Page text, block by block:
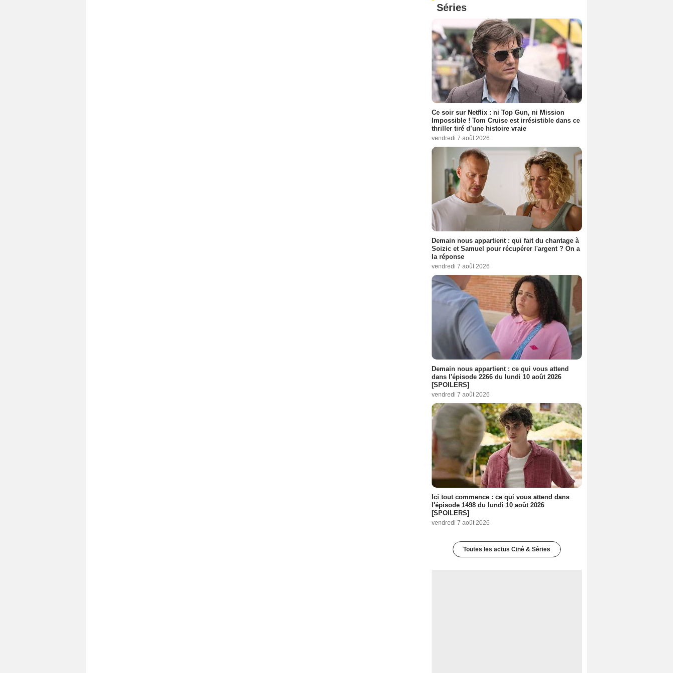
Séries
Ce soir sur Netflix : ni Top Gun, ni Mission
Impossible ! Tom Cruise est irrésistible dans ce
thriller tiré d’une histoire vraie
vendredi 7 août 2026
Demain nous appartient : qui fait du chantage à
Soizic et Samuel pour récupérer l'argent ? On a
la réponse
vendredi 7 août 2026
Demain nous appartient : ce qui vous attend
dans l'épisode 2266 du lundi 10 août 2026
[SPOILERS]
vendredi 7 août 2026
Ici tout commence : ce qui vous attend dans
l'épisode 1498 du lundi 10 août 2026
[SPOILERS]
vendredi 7 août 2026
Toutes les actus Ciné & Séries